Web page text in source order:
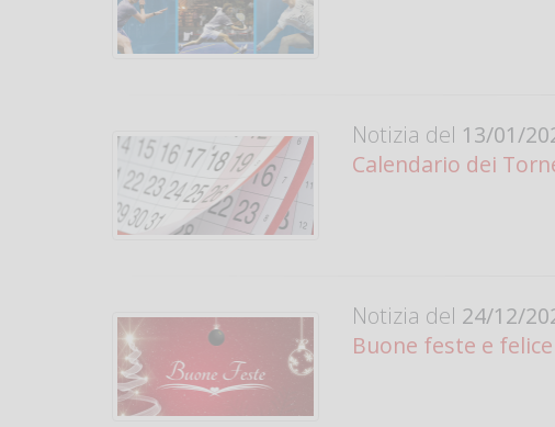
Notizia del 13/01/
Calendario dei
Notizia del 24/12/
Buone feste e